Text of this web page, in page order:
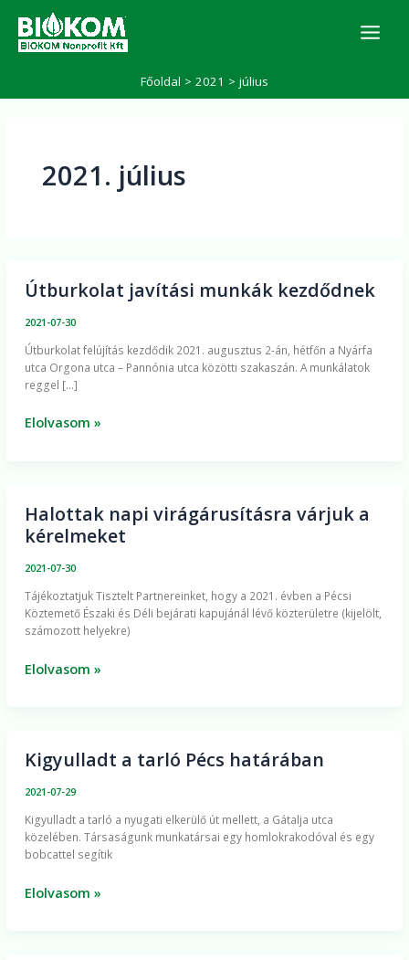
content
Főoldal 2021 július
2021. július
Útburkolat javítási munkák kezdődnek
2021-07-30
Útburkolat felújítás kezdődik 2021. augusztus 2-án, hétfőn a Nyárfa
utca Orgona utca – Pannónia utca közötti szakaszán. A munkálatok
reggel […]
Útburkolat
kezdődnek
Elolvasom »
Halottak napi virágárusításra várjuk a
kérelmeket
2021-07-30
Tájékoztatjuk Tisztelt Partnereinket, hogy a 2021. évben a Pécsi
Köztemető Északi és Déli bejárati kapujánál lévő közterületre (kijelölt,
számozott helyekre)
Halottak
napi
a
kérelmeket
Elolvasom »
Kigyulladt a tarló Pécs határában
2021-07-29
Kigyulladt a tarló a nyugati elkerülő út mellett, a Gátalja utca
közelében. Társaságunk munkatársai egy homlokrakodóval és egy
bobcattel segítik
Kigyulladt
Pécs
határában
Elolvasom »
e
r
é